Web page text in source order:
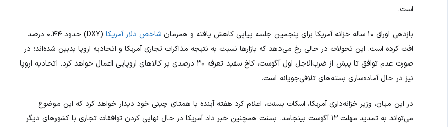
است.
بازدهی اوراق ۱۰ ساله خزانه آمریکا برای پنجمین جلسه پیاپی کاهش یافته و همزمان شاخص دلار آمریکا
(DXY) حدود ۰.۴۴ درصد
افت کرده است. این تحولات در حالی رخ می‌دهد که بازارها نسبت به نتیجه مذاکرات تجاری آمریکا و اتحادیه اروپا بدبین شده‌اند؛ در
صورت عدم توافق تا پیش از ضرب‌الاجل اول آگوست، کاخ سفید تعرفه ۳۰ درصدی بر کالاهای اروپایی اعمال خواهد کرد. اتحادیه اروپا
نیز در حال آماده‌سازی بسته‌های تلافی‌جویانه است.
در این میان، وزیر خزانه‌داری آمریکا، اسکات بسنت، اعلام کرد هفته آینده با همتای چینی خود دیدار خواهد کرد که این موضوع
می‌تواند به تمدید مهلت ۱۲ آگوست بینجامد. بسنت همچنین خبر داد آمریکا در حال نهایی کردن توافقات تجاری با کشورهای دیگر